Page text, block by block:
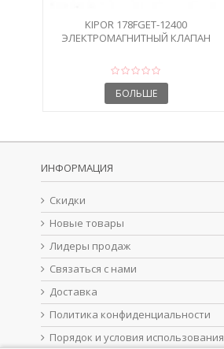
KIPOR 178FGET-12400
ЭЛЕКТРОМАГНИТНЫЙ КЛАПАН
БОЛЬШЕ
ИНФОРМАЦИЯ
Скидки
Новые товары
Лидеры продаж
Связаться с нами
Доставка
Политика конфиденциальности
Порядок и условия использования